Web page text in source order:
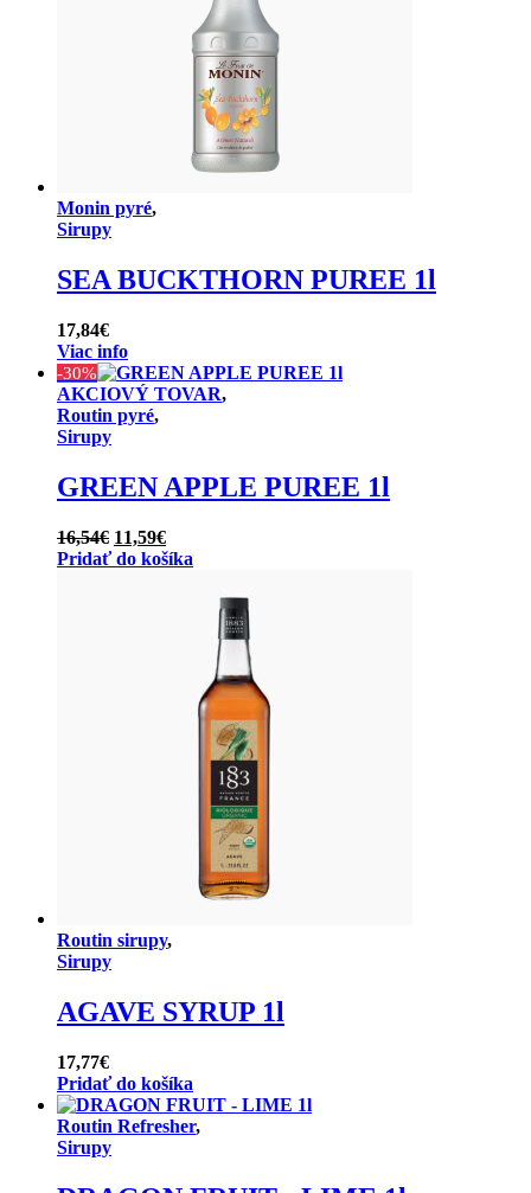
Monin pyré,
Sirupy
SEA BUCKTHORN PUREE 1l
17,84€
Viac info
-30%
AKCIOVÝ TOVAR,
Routin pyré,
Sirupy
GREEN APPLE PUREE 1l
16,54€ Pôvodná
cena
11,59€Aktuálna
cena
11,59€.
Pridať do košíka
Routin sirupy,
Sirupy
AGAVE SYRUP 1l
17,77€
Pridať do košíka
Routin Refresher,
Sirupy